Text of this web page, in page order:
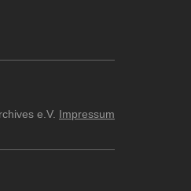
e.V. Impressum